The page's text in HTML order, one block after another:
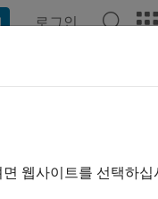
로그인
사용한 상태
웹사이트를 선택하